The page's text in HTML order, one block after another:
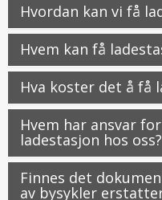
Hvordan kan vi få
Hvem kan få
Hva koster det å få
Hvem har ansvar
ladestasjon hos oss?
Finnes det
av bysykler